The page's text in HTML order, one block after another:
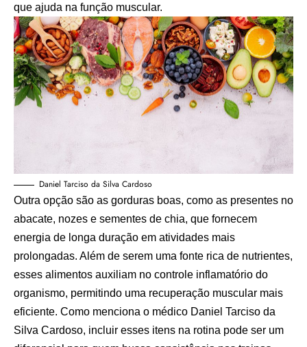
que ajuda na função muscular.
Daniel Tarciso da Silva Cardoso
Outra opção são as gorduras boas, como as presentes no
abacate, nozes e sementes de chia, que fornecem
energia de longa duração em atividades mais
prolongadas. Além de serem uma fonte rica de nutrientes,
esses alimentos auxiliam no controle inflamatório do
organismo, permitindo uma recuperação muscular mais
eficiente. Como menciona o médico Daniel Tarciso da
Silva Cardoso, incluir esses itens na rotina pode ser um